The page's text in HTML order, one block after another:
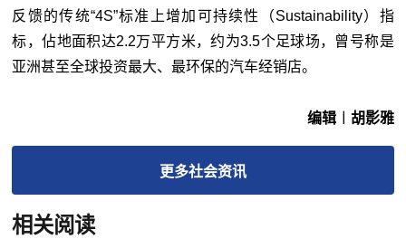
反馈的传统“4S”标准上增加可持续性（Sustainability）指
标，佔地面积达2.2万平方米，约为3.5个足球场，曾号称是
亚洲甚至全球投资最大、最环保的汽车经销店。
编辑︱胡影雅
更多社会资讯
相关阅读